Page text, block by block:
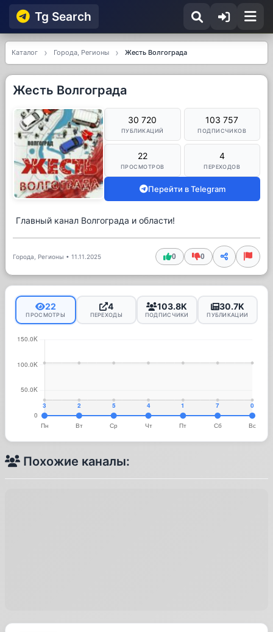
Tg Searсh
Каталог Города, Регионы Жесть Волгограда
Жесть Волгограда
30 720
ПУБЛИКАЦИЙ
103 757
ПОДПИСЧИКОВ
22
ПРОСМОТРОВ
4
ПЕРЕХОДОВ
Перейти в Telegram
Главный канал Волгограда и области!
Города, Регионы • 11.11.2025 0 0
22
ПРОСМОТРЫ
4
ПЕРЕХОДЫ
103.8K
ПОДПИСЧИКИ
30.7K
ПУБЛИКАЦИИ
Похожие каналы: